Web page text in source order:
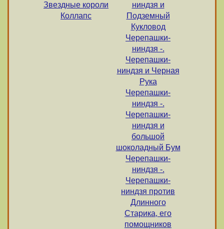
Звездные короли
Коллапс
ниндзя и
Подземный
Кукловод
Черепашки-
ниндзя -.
Черепашки-
ниндзя и Черная
Рука
Черепашки-
ниндзя -.
Черепашки-
ниндзя и
большой
шоколадный Бум
Черепашки-
ниндзя -.
Черепашки-
ниндзя против
Длинного
Старика, его
помощников